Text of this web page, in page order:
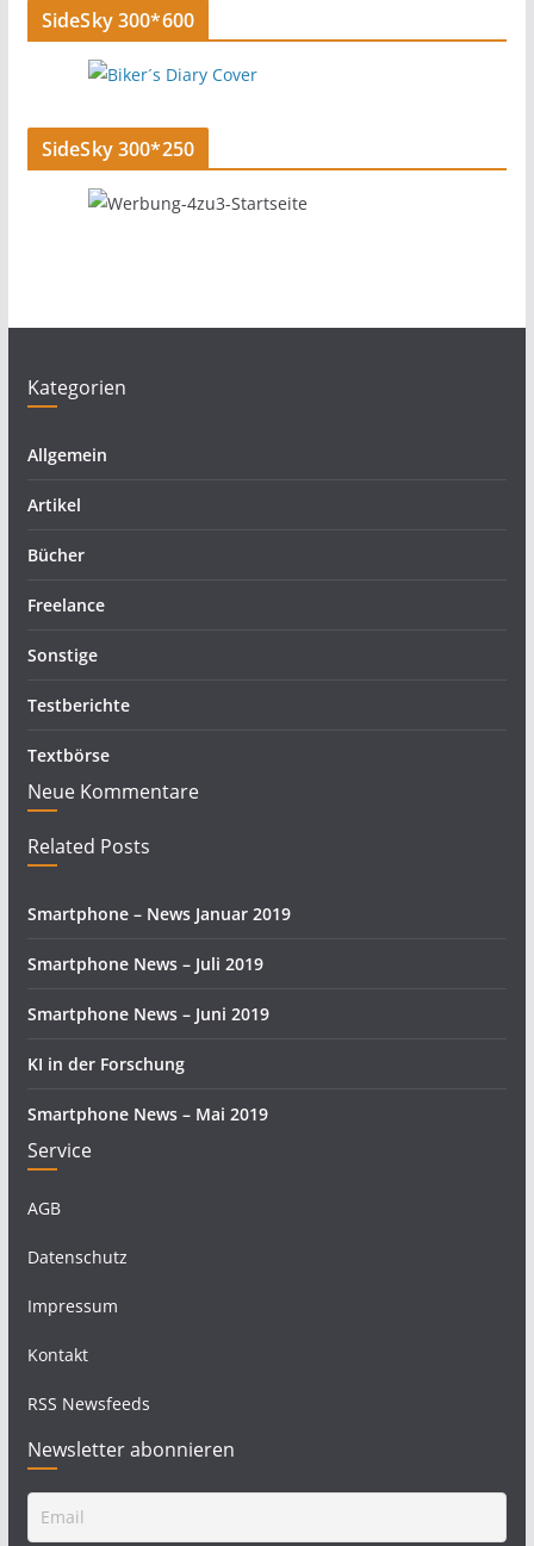
SideSky 300*600
SideSky 300*250
Kategorien
Allgemein
Artikel
Bücher
Freelance
Sonstige
Testberichte
Textbörse
Neue Kommentare
Related Posts
Smartphone – News Januar 2019
Smartphone News – Juli 2019
Smartphone News – Juni 2019
KI in der Forschung
Smartphone News – Mai 2019
Service
AGB
Datenschutz
Impressum
Kontakt
RSS Newsfeeds
Newsletter abonnieren